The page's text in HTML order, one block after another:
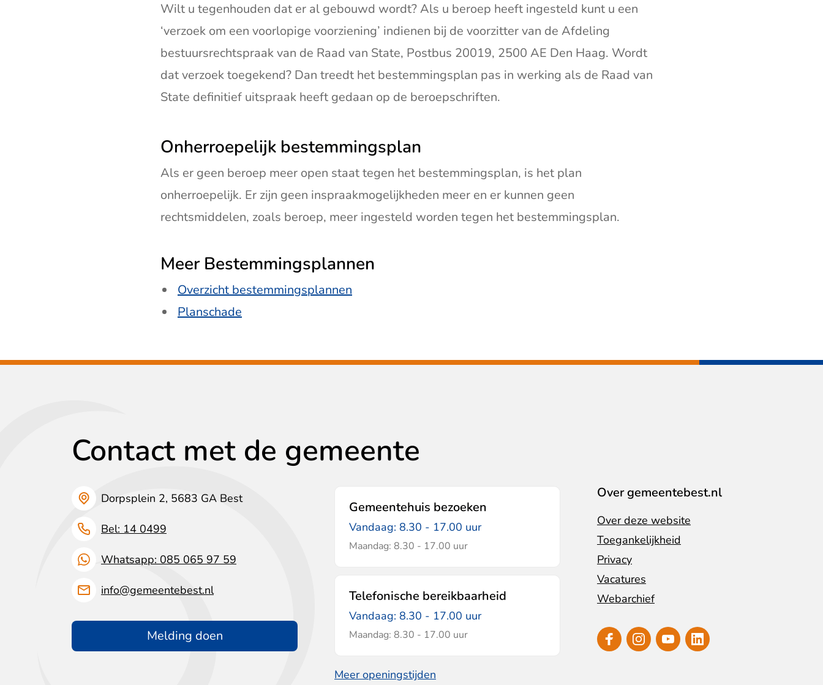
Wilt u tegenhouden dat er al gebouwd wordt? Als u beroep heeft ingesteld kunt u een
‘verzoek om een voorlopige voorziening’ indienen bij de voorzitter van de Afdeling
bestuursrechtspraak van de Raad van State, Postbus 20019, 2500 AE Den Haag. Wordt
dat verzoek toegekend? Dan treedt het bestemmingsplan pas in werking als de Raad van
State definitief uitspraak heeft gedaan op de beroepschriften.
Onherroepelijk bestemmingsplan
Als er geen beroep meer open staat tegen het bestemmingsplan, is het plan
onherroepelijk. Er zijn geen inspraakmogelijkheden meer en er kunnen geen
rechtsmiddelen, zoals beroep, meer ingesteld worden tegen het bestemmingsplan.
Meer Bestemmingsplannen
Overzicht bestemmingsplannen
Planschade
Contact met de gemeente
Dorpsplein 2, 5683 GA Best
Bel: 14 0499
Whatsapp: 085 065 97 59
info@gemeentebest.nl
Melding doen
Gemeentehuis bezoeken
Vandaag: 8.30 - 17.00 uur
Maandag: 8.30 - 17.00 uur
Telefonische bereikbaarheid
Vandaag: 8.30 - 17.00 uur
Maandag: 8.30 - 17.00 uur
Meer openingstijden
Over gemeentebest.nl
Over deze website
Toegankelijkheid
Privacy
Vacatures
Webarchief